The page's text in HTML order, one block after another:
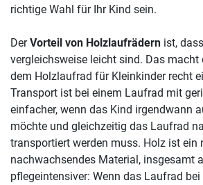
richtige Wahl für Ihr Kind sein.
DerVorteil von Holzlaufrädern ist,
vergleichsweise leicht sind. Das macht
dem Holzlaufrad für Kleinkinder recht
Transport ist bei einem Laufrad mit
einfacher, wenn das Kind irgendwann
möchte und gleichzeitig das Laufrad
transportiert werden muss. Holz ist ein
nachwachsendes Material, insgesamt
pflegeintensiver: Wenn das Laufrad